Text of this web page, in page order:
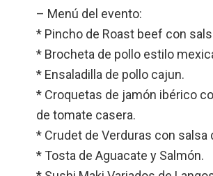
– Menú del evento:
* Pincho de Roast beef con
* Brocheta de pollo estilo
* Ensaladilla de pollo cajun.
* Croquetas de jamón ibérico
de tomate casera.
* Crudet de Verduras con salsa
* Tosta de Aguacate y Salmón.